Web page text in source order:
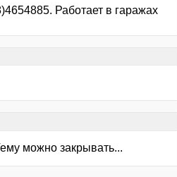
Работает в гаражах
можно закрывать...